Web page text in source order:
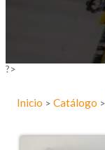
?>
Inicio > Catálogo >